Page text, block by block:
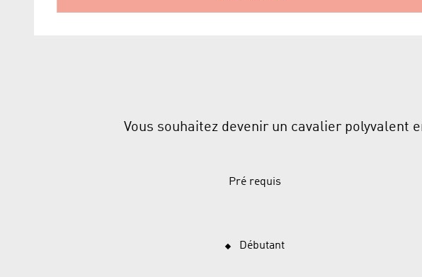
Vous souhaitez devenir un cavalier polyvalent
Pré requis
Débutant